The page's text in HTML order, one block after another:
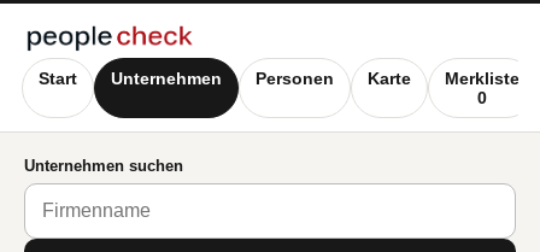
Start Unternehmen Personen Karte
Merkliste
0
Unternehmen suchen